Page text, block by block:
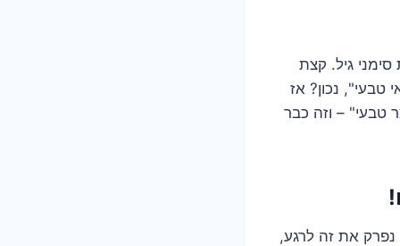
גיל. קצת
טבעי", נכון? אז
טבעי" – וזה כבר
את זה לרגע,